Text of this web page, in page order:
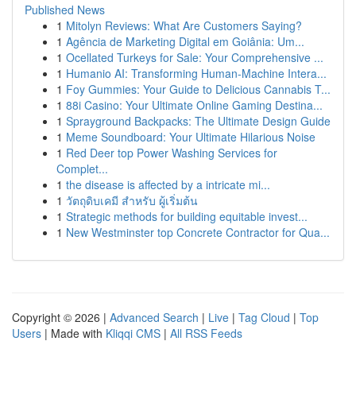
Published News
1 Mitolyn Reviews: What Are Customers Saying?
1 Agência de Marketing Digital em Goiânia: Um...
1 Ocellated Turkeys for Sale: Your Comprehensive ...
1 Humanio AI: Transforming Human-Machine Intera...
1 Foy Gummies: Your Guide to Delicious Cannabis T...
1 88i Casino: Your Ultimate Online Gaming Destina...
1 Sprayground Backpacks: The Ultimate Design Guide
1 Meme Soundboard: Your Ultimate Hilarious Noise
1 Red Deer top Power Washing Services for
Complet...
1 the disease is affected by a intricate mi...
1 วัตถุดิบเคมี สำหรับ ผู้เริ่มต้น
1 Strategic methods for building equitable invest...
1 New Westminster top Concrete Contractor for Qua...
Copyright © 2026 | Advanced Search | Live | Tag Cloud | Top
Users | Made with Kliqqi CMS | All RSS Feeds